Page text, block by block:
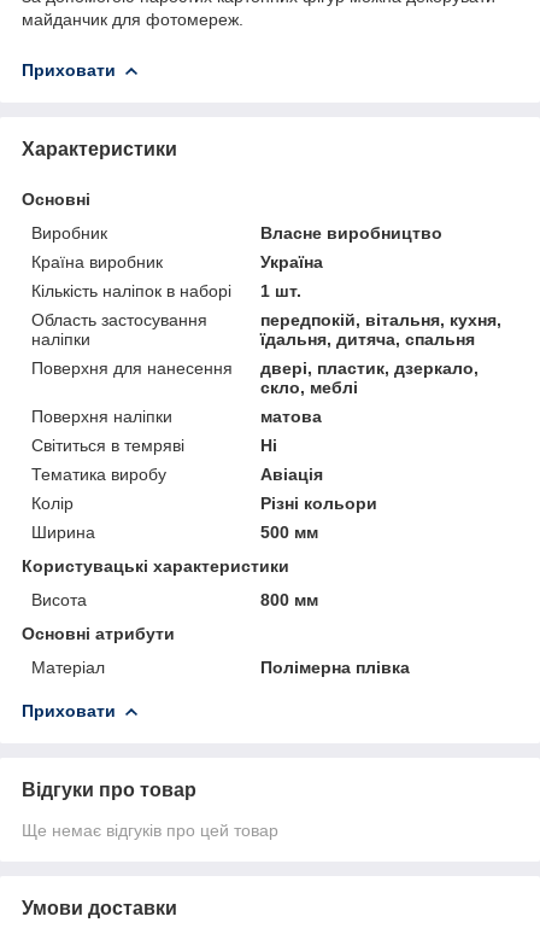
майданчик для фотомереж.
Приховати
Характеристики
Основні
Виробник
Власне виробництво
Країна виробник
Україна
Кількість наліпок в наборі
1 шт.
Область застосування
наліпки
передпокій, вітальня, кухня,
їдальня, дитяча, спальня
Поверхня для нанесення
двері, пластик, дзеркало,
скло, меблі
Поверхня наліпки
матова
Світиться в темряві
Ні
Тематика виробу
Авіація
Колір
Різні кольори
Ширина
500 мм
Користувацькi характеристики
Висота
800 мм
Основні атрибути
Матеріал
Полімерна плівка
Приховати
Відгуки про товар
Ще немає відгуків про цей товар
Умови доставки